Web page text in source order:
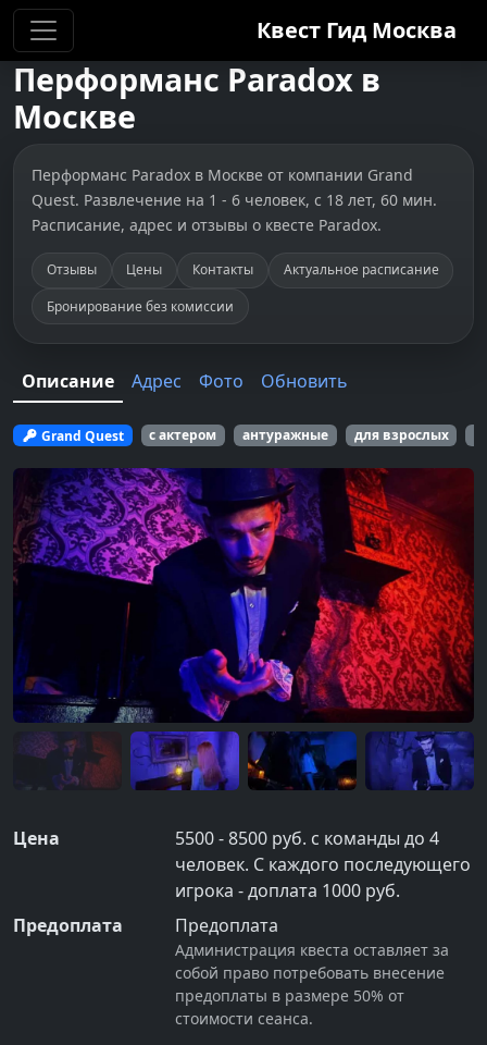
Квест Гид Москва
Перформанс Paradox в
Москве
Перформанс Paradox в Москве от компании Grand
Quest. Развлечение на 1 - 6 человек, с 18 лет, 60 мин.
Расписание, адрес и отзывы о квесте Paradox.
Отзывы Цены Контакты
Актуальное расписание
Бронирование без комиссии
Описание Адрес Фото Обновить
Grand Quest с актером антуражные для взрослых
Цена
5500 - 8500 руб. с команды до 4
человек. С каждого последующего
игрока - доплата 1000 руб.
Предоплата
Предоплата
Администрация квеста оставляет за
собой право потребовать внесение
предоплаты в размере 50% от
стоимости сеанса.